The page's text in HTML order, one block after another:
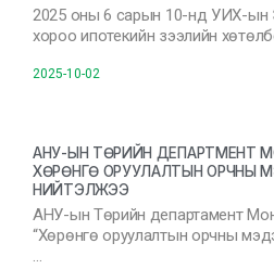
2025 оны 6 сарын 10-нд УИХ-ын
хороо ипотекийн зээлийн
2025-10-02
АНУ-ЫН ТӨРИЙН ДЕПАРТМЕНТ
ХӨРӨНГӨ ОРУУЛАЛТЫН ОРЧНЫ
НИЙТЭЛЖЭЭ
АНУ-ын Төрийн департамент
“Хөрөнгө оруулалтын орчны
…